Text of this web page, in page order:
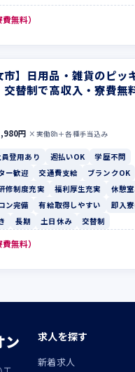
無料）
市】日用品・雑貨のピッ
替制で高収入・寮費無
円 ×実働8h＋各種手当込み
登用あり 週払いOK
学歴不問
ー歓迎 交通費支給
ブランクOK
修制度充実 福利厚生充実
休憩
ン完備 有給取得しやすい
即入
長期 土日休み 交替制
無料）
ン 求人を探す
新着求人